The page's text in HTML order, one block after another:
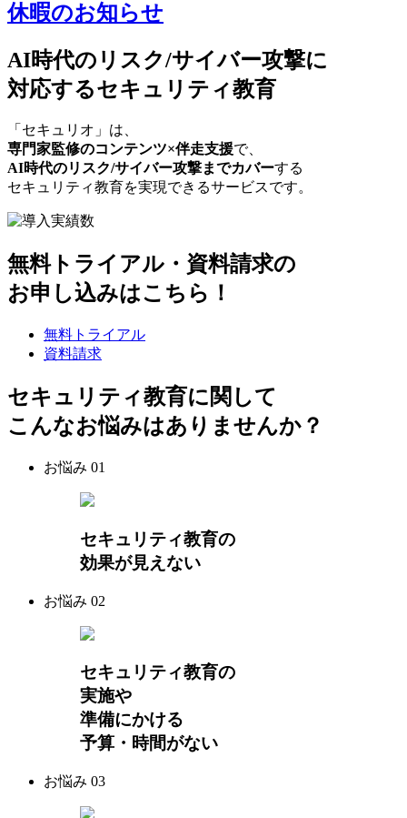
休暇のお知らせ
AI時代のリスク/サイバー攻撃に
対応するセキュリティ教育
「セキュリオ」は、
専門家監修のコンテンツ×伴走支援で、
AI時代のリスク/サイバー攻撃までカバーする
セキュリティ教育を実現できるサービスです。
無料トライアル・資料請求の
お申し込みはこちら！
無料トライアル
資料請求
セキュリティ教育に関して
こんなお悩みはありませんか？
お悩み 01
セキュリティ教育の
効果が見えない
お悩み 02
セキュリティ教育の
実施や
準備にかける
予算・時間がない
お悩み 03